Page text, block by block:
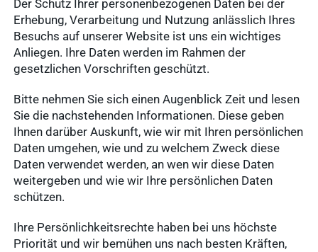
Der Schutz Ihrer personenbezogenen Daten bei der
Erhebung, Verarbeitung und Nutzung anlässlich Ihres
Besuchs auf unserer Website ist uns ein wichtiges
Anliegen. Ihre Daten werden im Rahmen der
gesetzlichen Vorschriften geschützt.
Bitte nehmen Sie sich einen Augenblick Zeit und lesen
Sie die nachstehenden Informationen. Diese geben
Ihnen darüber Auskunft, wie wir mit Ihren persönlichen
Daten umgehen, wie und zu welchem Zweck diese
Daten verwendet werden, an wen wir diese Daten
weitergeben und wie wir Ihre persönlichen Daten
schützen.
Ihre Persönlichkeitsrechte haben bei uns höchste
Priorität und wir bemühen uns nach besten Kräften,